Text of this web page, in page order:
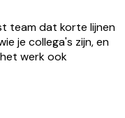
team dat korte lijnen
je collega's zijn, en
werk ook